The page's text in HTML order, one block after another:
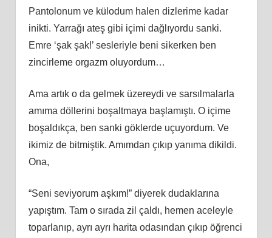
Pantolonum ve külodum halen dizlerime kadar
inikti. Yarrağı ateş gibi içimi dağlıyordu sanki.
Emre ‘şak şak!’ sesleriyle beni sikerken ben
zincirleme orgazm oluyordum…
Ama artık o da gelmek üzereydi ve sarsılmalarla
amıma döllerini boşaltmaya başlamıştı. O içime
boşaldıkça, ben sanki göklerde uçuyordum. Ve
ikimiz de bitmiştik. Amımdan çıkıp yanıma dikildi.
Ona,
“Seni seviyorum aşkım!” diyerek dudaklarına
yapıştım. Tam o sırada zil çaldı, hemen aceleyle
toparlanıp, ayrı ayrı harita odasından çıkıp öğrenci